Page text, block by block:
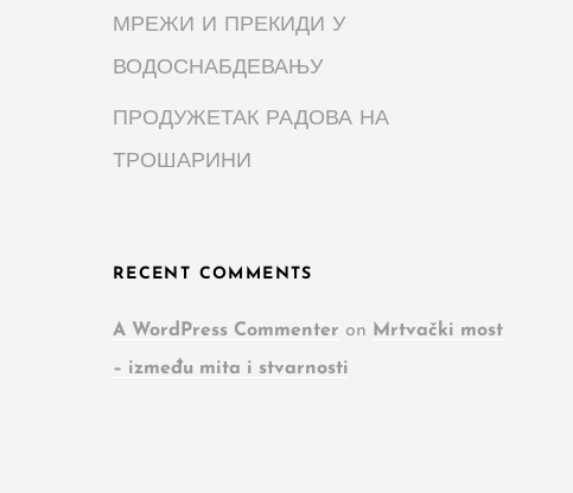
МРЕЖИ И ПРЕКИДИ У
ВОДОСНАБДЕВАЊУ
ПРОДУЖЕТАК РАДОВА НА
ТРОШАРИНИ
RECENT COMMENTS
A WordPress Commenter on Mrtvački most
– između mita i stvarnosti